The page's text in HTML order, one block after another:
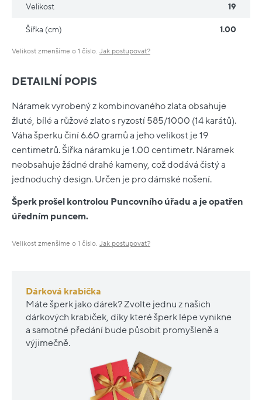
DETAILNÍ POPIS
Náramek vyrobený z kombinovaného zlata obsahuje
žluté, bílé a růžové zlato s ryzostí 585/1000 (14 karátů).
Váha šperku činí 6.60 gramů a jeho velikost je 19
centimetrů. Šířka náramku je 1.00 centimetr. Náramek
neobsahuje žádné drahé kameny, což dodává čistý a
jednoduchý design. Určen je pro dámské nošení.
Šperk prošel kontrolou Puncovního úřadu a je opatřen
úředním puncem.
Velikost zmenšíme o 1 číslo. Jak postupovat?
Dárková krabička
Máte šperk jako dárek? Zvolte jednu z našich
dárkových krabiček, díky které šperk lépe vynikne
a samotné předání bude působit promyšleně a
výjimečně.
Velikost 19
Šířka (cm) 1.00
Velikost zmenšíme o 1 číslo. Jak postupovat?